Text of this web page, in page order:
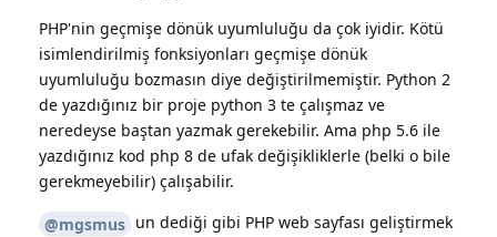
PHP'nin geçmişe dönük uyumluluğu da çok iyidir. Kötü
isimlendirilmiş fonksiyonları geçmişe dönük
uyumluluğu bozmasın diye değiştirilmemiştir. Python 2
de yazdığınız bir proje python 3 te çalışmaz ve
neredeyse baştan yazmak gerekebilir. Ama php 5.6 ile
yazdığınız kod php 8 de ufak değişikliklerle (belki o bile
gerekmeyebilir) çalışabilir.
@mgsmus un dediği gibi PHP web sayfası geliştirmek